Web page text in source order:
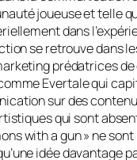
joueuse et telle
dans
se retrouve dans
prédatrices
Evertalequi
sur des
qui sont
with a gun » ne sont
idée davantage